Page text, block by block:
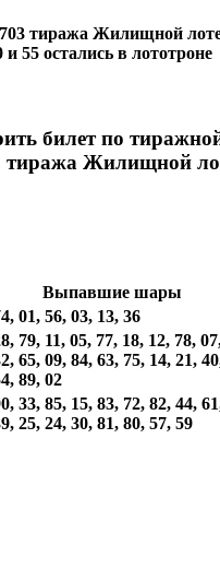
703 тиража Жилищной
55 остались в лототроне
билет по
тиража Жилищной
Выпавшие шары
01, 56, 03, 13, 36
79, 11, 05, 77, 18, 12, 78,
65, 09, 84, 63, 75, 14, 21,
89, 02
33, 85, 15, 83, 72, 82, 44,
25, 24, 30, 81, 80, 57, 59